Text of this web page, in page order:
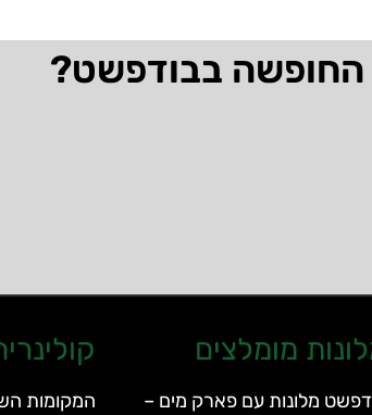
החופשה בבודפשט?
מומלצים
מלונות עם פארק מים –
המקומות